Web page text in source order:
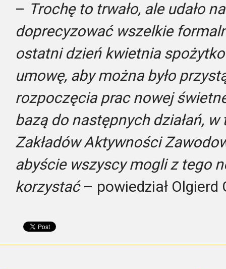
– Trochę to trwało, ale udało
doprecyzować wszelkie
ostatni dzień kwietnia
umowę, aby można było
rozpoczęcia prac nowej
bazą do następnych działań,
Zakładów Aktywności
abyście wszyscy mogli z tego
korzystać– powiedział Olgierd